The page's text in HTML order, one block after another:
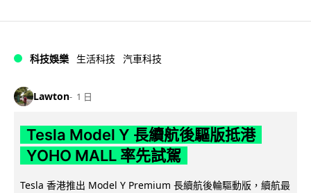
科技娛樂 生活科技 汽車科技
Lawton 1 日
Tesla Model Y 長續航後驅版抵港
YOHO MALL 率先試駕
Tesla 香港推出 Model Y Premium 長續航後輪驅動版，續航最